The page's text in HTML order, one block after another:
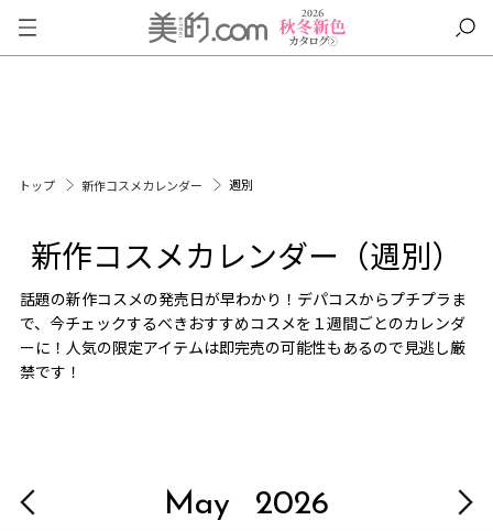
トップ 新作コスメカレンダー 週別
新作コスメカレンダー（週別）
話題の新作コスメの発売日が早わかり！デパコスからプチプラま
で、今チェックするべきおすすめコスメを１週間ごとのカレンダ
ーに！人気の限定アイテムは即完売の可能性もあるので見逃し厳
禁です！
May 2026